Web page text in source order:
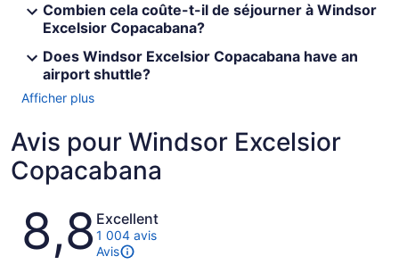
Combien cela coûte-t-il de séjourner à Windsor
Excelsior Copacabana?
Does Windsor Excelsior Copacabana have an
airport shuttle?
Afficher plus
Avis pour Windsor Excelsior
Copacabana
Avis
8,8 Excellent
1 004 avis
Avis